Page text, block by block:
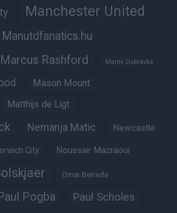
Manchester United
Manutdfanatics.hu
Marcus Rashford Martin Dubravka
Mason Mount
Matthijs de Ligt
Nemanja Matic Newcastle
City Noussair Mazraoui
Omar Berrada
Paul Pogba Paul Scholes